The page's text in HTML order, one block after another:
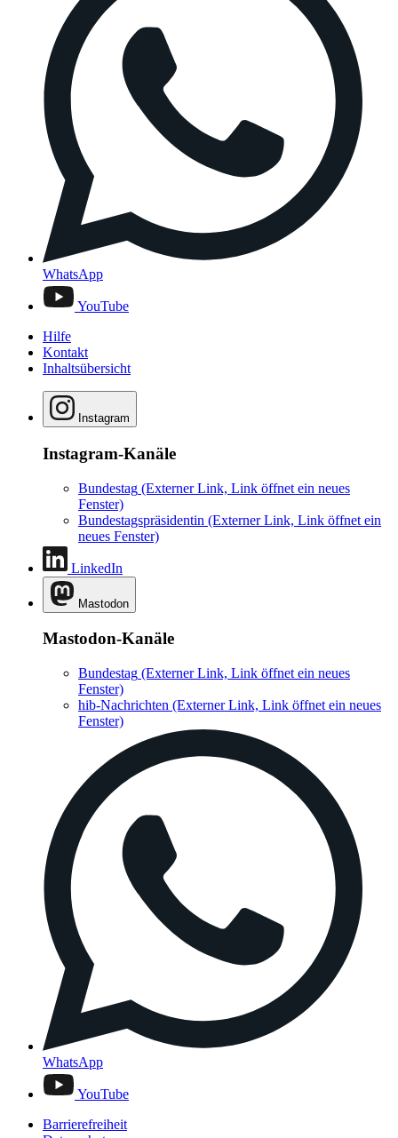
WhatsApp
YouTube
Hilfe
Kontakt
Inhaltsübersicht
Instagram
Instagram-Kanäle
Bundestag (Externer Link, Link öffnet ein neues
Fenster)
Bundestagspräsidentin (Externer Link, Link öffnet ein
neues Fenster)
LinkedIn
Mastodon
Mastodon-Kanäle
Bundestag (Externer Link, Link öffnet ein neues
Fenster)
hib-Nachrichten (Externer Link, Link öffnet ein neues
Fenster)
WhatsApp
YouTube
Barrierefreiheit